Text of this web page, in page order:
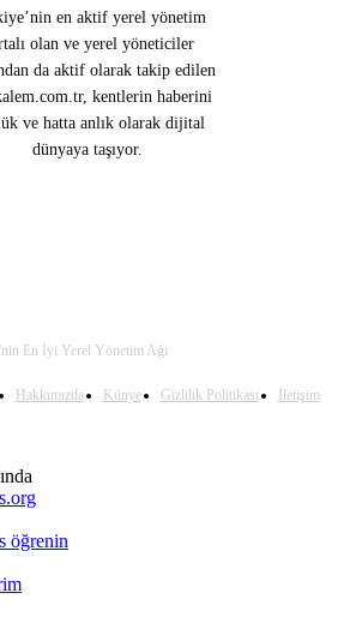
en aktif yerel yönetim
olan ve yerel yöneticiler
da aktif olarak takip edilen
kentlerin haberini
ve hatta anlık olarak dijital
dünyaya taşıyor.
En İyi Yerel Yönetim Ağı
Hakkımızda Künye Gizlilik Politikası İletişim
öğrenin